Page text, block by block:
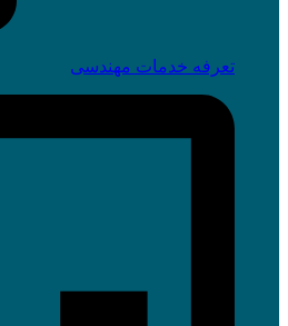
تعرفه خدمات مهندسی